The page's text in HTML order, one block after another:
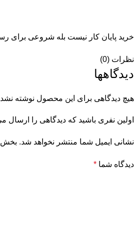
خرید پایان کار نیست بله شروعی
نظرات (0)
دیدگاهها
هیچ دیدگاهی برای این محصول نوشته
اولین نفری باشید که دیدگاهی را ارسال
نشانی ایمیل شما منتشر نخواهد شد.
دیدگاه شما *